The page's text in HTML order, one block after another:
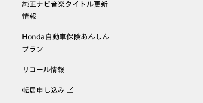
純正ナビ音楽タイトル更新
情報
Honda自動車保険あんしん
プラン
リコール情報
転居申し込み